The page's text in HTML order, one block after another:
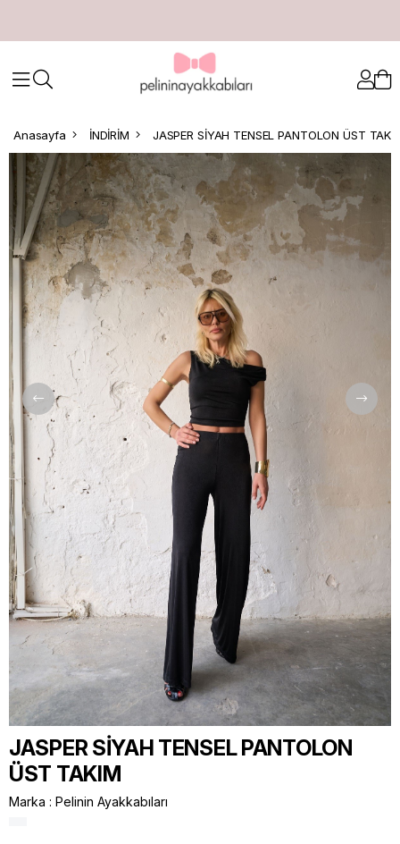
Anasayfa İNDİRİM JASPER SİYAH TENSEL PANTOLON ÜST
JASPER SİYAH TENSEL PANTOLON
ÜST TAKIM
Marka : Pelinin Ayakkabıları